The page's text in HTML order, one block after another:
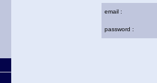
email :
password :